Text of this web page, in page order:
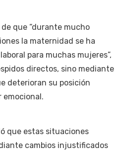
que “durante mucho
la maternidad se ha
para muchas mujeres”,
directos, sino mediante
deterioran su posición
emocional.
que estas situaciones
cambios injustificados